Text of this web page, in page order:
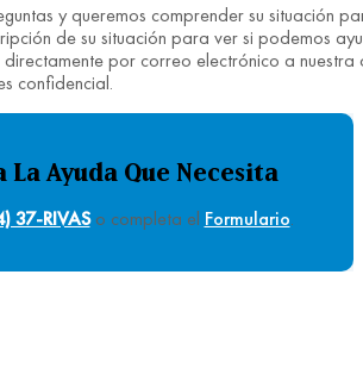
y queremos comprender su situación
de su situación para ver si podemos
por correo electrónico a
confidencial.
La Ayuda Que Necesita
37-RIVASo completa el Formulario.